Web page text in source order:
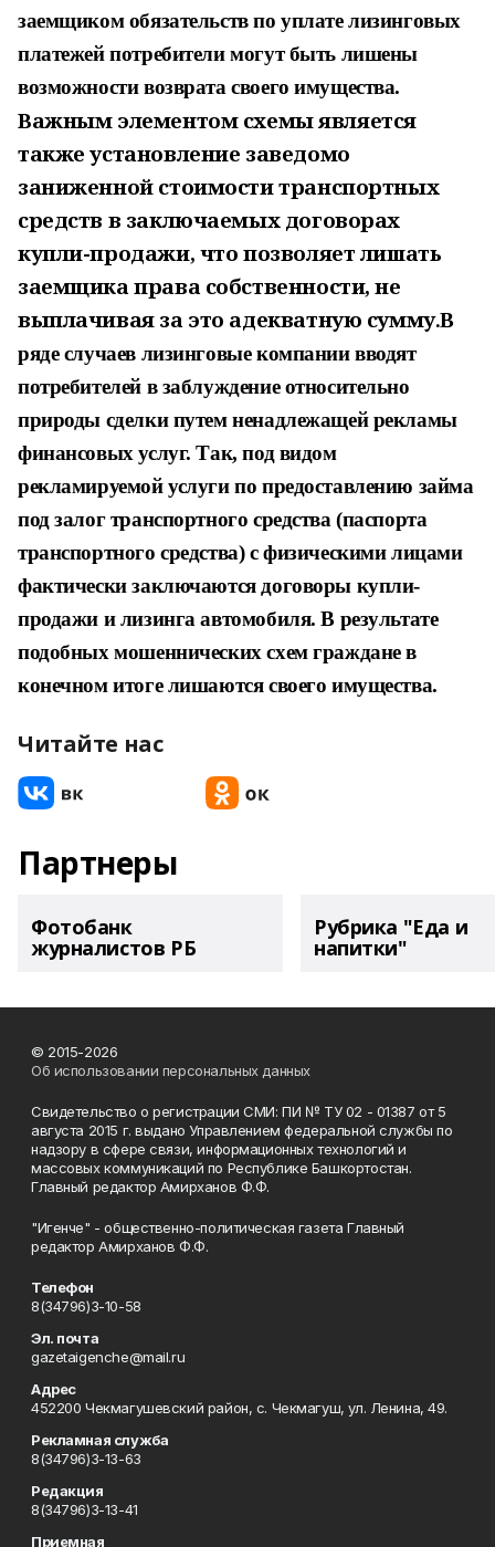
заемщиком обязательств по уплате лизинговых
платежей потребители могут быть лишены
возможности возврата своего имущества.
Важным элементом схемы является
также установление заведомо
заниженной стоимости транспортных
средств в заключаемых договорах
купли-продажи, что позволяет лишать
заемщика права собственности, не
выплачивая за это адекватную сумму.В
ряде случаев лизинговые компании вводят
потребителей в заблуждение относительно
природы сделки путем ненадлежащей рекламы
финансовых услуг. Так, под видом
рекламируемой услуги по предоставлению займа
под залог транспортного средства (паспорта
транспортного средства) с физическими лицами
фактически заключаются договоры купли-
продажи и лизинга автомобиля. В результате
подобных мошеннических схем граждане в
конечном итоге лишаются своего имущества.
Читайте нас
Партнеры
Фотобанк
журналистов РБ
Рубрика "Еда и
напитки"
© 2015-2026
Об использовании персональных данных
Свидетельство о регистрации СМИ: ПИ № ТУ 02 - 01387 от 5
августа 2015 г. выдано Управлением федеральной службы по
надзору в сфере связи, информационных технологий и
массовых коммуникаций по Республике Башкортостан.
Главный редактор Амирханов Ф.Ф.
"Игенче" - общественно-политическая газета Главный
редактор Амирханов Ф.Ф.
Телефон
8(34796)3-10-58
Эл. почта
gazetaigenche@mail.ru
Адрес
452200 Чекмагушевский район, с. Чекмагуш, ул. Ленина, 49.
Рекламная служба
8(34796)3-13-63
Редакция
8(34796)3-13-41
Приемная